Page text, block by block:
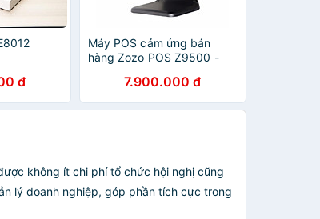
đ
Máy POS cảm ứng bán
hàng Zozo POS Z9500 -
Hàng Chính Hãng
7.900.000 đ
không ít chi phí tổ chức hội nghị cũng
lý doanh nghiệp, góp phần tích cực trong